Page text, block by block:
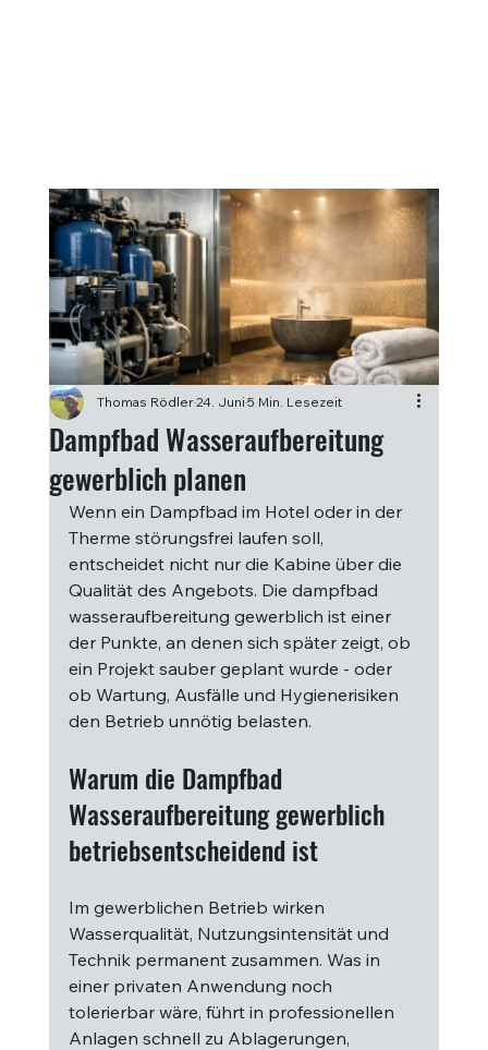
Dampfbad Wasseraufbereitung
gewerblich planen
Thomas Rödler24. Juni5 Min. Lesezeit
Wenn ein Dampfbad im Hotel oder in der
Therme störungsfrei laufen soll,
entscheidet nicht nur die Kabine über die
Qualität des Angebots. Die dampfbad
wasseraufbereitung gewerblich ist einer
der Punkte, an denen sich später zeigt, ob
ein Projekt sauber geplant wurde - oder
ob Wartung, Ausfälle und Hygienerisiken
den Betrieb unnötig belasten.
Warum die Dampfbad
Wasseraufbereitung gewerblich
betriebsentscheidend ist
Im gewerblichen Betrieb wirken
Wasserqualität, Nutzungsintensität und
Technik permanent zusammen. Was in
einer privaten Anwendung noch
tolerierbar wäre, führt in professionellen
Anlagen schnell zu Ablagerungen,